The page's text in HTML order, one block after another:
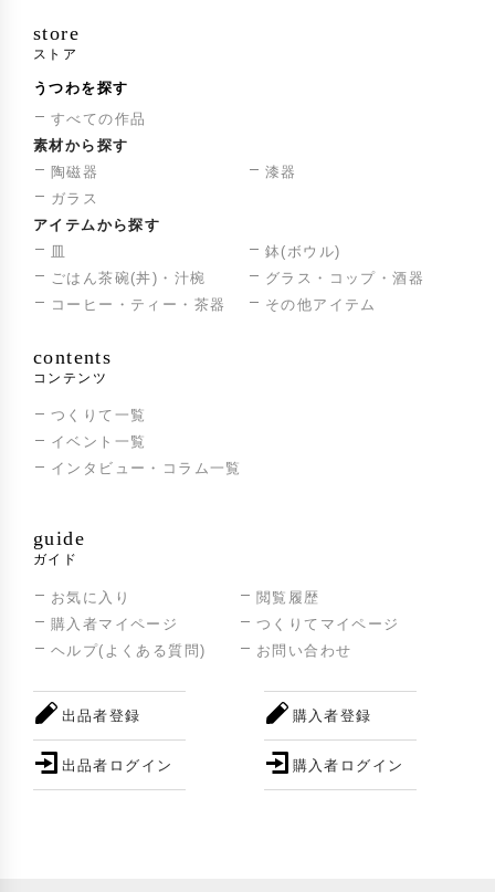
store
ストア
うつわを探す
すべての作品
素材から探す
陶磁器
漆器
ガラス
アイテムから探す
皿
鉢(ボウル)
ごはん茶碗(丼)・汁椀
グラス・コップ・酒器
コーヒー・ティー・茶器
その他アイテム
contents
コンテンツ
つくりて一覧
イベント一覧
インタビュー・コラム一覧
guide
ガイド
お気に入り
閲覧履歴
購入者マイページ
つくりてマイページ
ヘルプ(よくある質問)
お問い合わせ
出品者登録
出品者ログイン
購入者登録
購入者ログイン